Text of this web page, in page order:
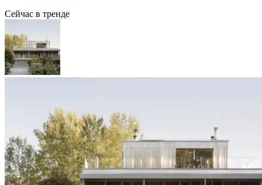
Сейчас в тренде